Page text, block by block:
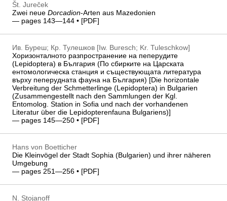
Št. Jureček
Zwei neue Dorcadion-Arten aus Mazedonien
— pages 143—144 • [PDF]
Ив. Буреш; Кр. Тулешков [Iw. Buresch; Kr. Tuleschkow]
Хоризонталното разпространение на пеперудите
(Lepidoptera) в България (По сбирките на Царската
ентомологическа станция и съществующата литература
върху пеперудната фауна на България) [Die horizontale
Verbreitung der Schmetterlinge (Lepidoptera) in Bulgarien
(Zusammengestellt nach den Sammlungen der Kgl.
Entomolog. Station in Sofia und nach der vorhandenen
Literatur über die Lepidopterenfauna Bulgariens)]
— pages 145—250 • [PDF]
Hans von Boetticher
Die Kleinvögel der Stadt Sophia (Bulgarien) und ihrer näheren
Umgebung
— pages 251—256 • [PDF]
N. Stojanoff